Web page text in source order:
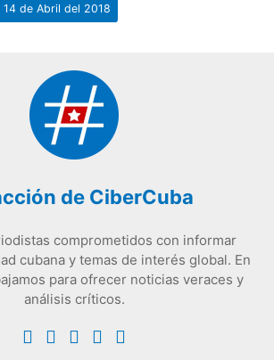
de Abril del 2018
de CiberCuba
comprometidos con informar
cubana y temas de interés global. En
para ofrecer noticias veraces y
análisis críticos.